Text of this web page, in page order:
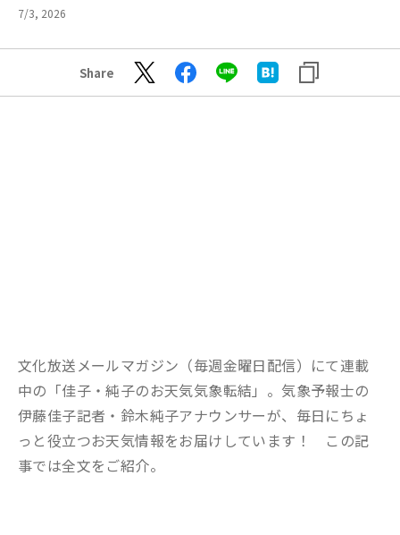
7/3, 2026
Share
文化放送メールマガジン（毎週金曜日配信）にて連載
中の「佳子・純子のお天気気象転結」。気象予報士の
伊藤佳子記者・鈴木純子アナウンサーが、毎日にちょ
っと役立つお天気情報をお届けしています！ この記
事では全文をご紹介。